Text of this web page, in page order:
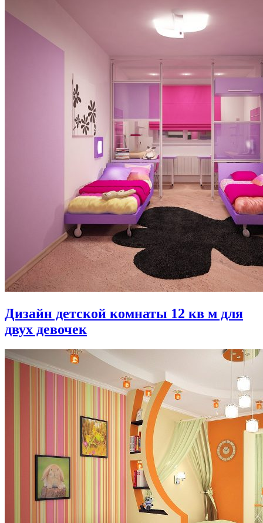
Дизайн детской комнаты 12 кв м для
двух девочек